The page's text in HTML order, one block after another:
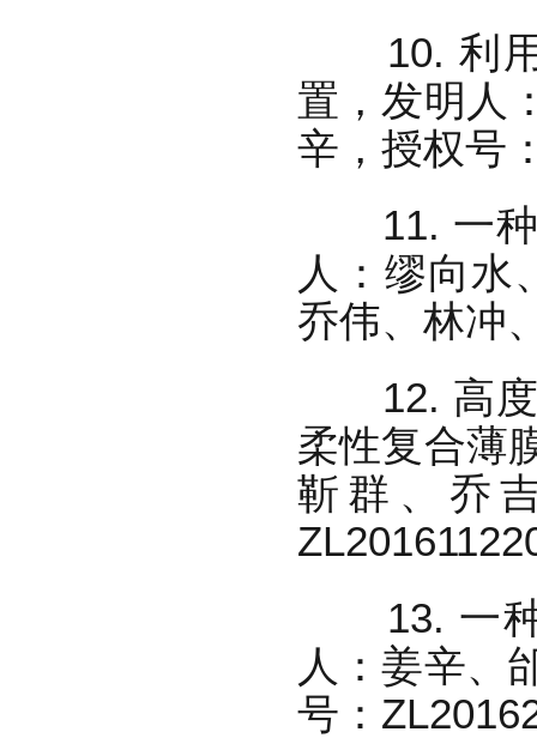
10. 利用
置，发明人
辛，授权号
11. 一种
人：缪向水
乔伟、林冲
12. 高度
柔性复合薄
靳群、乔
13. 一种
人：姜辛、
号：